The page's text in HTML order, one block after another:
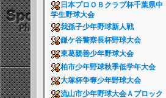
日本プロＯＢクラブ杯千葉県中
学生野球大会
我孫子少年野球新人戦
鎌ケ谷警察長杯野球大会
東葛親善少年野球大会
柏市少年野球秋季低学年大会
大塚杯争奪少年野球大会
流山市少年野球大会Ａブロック